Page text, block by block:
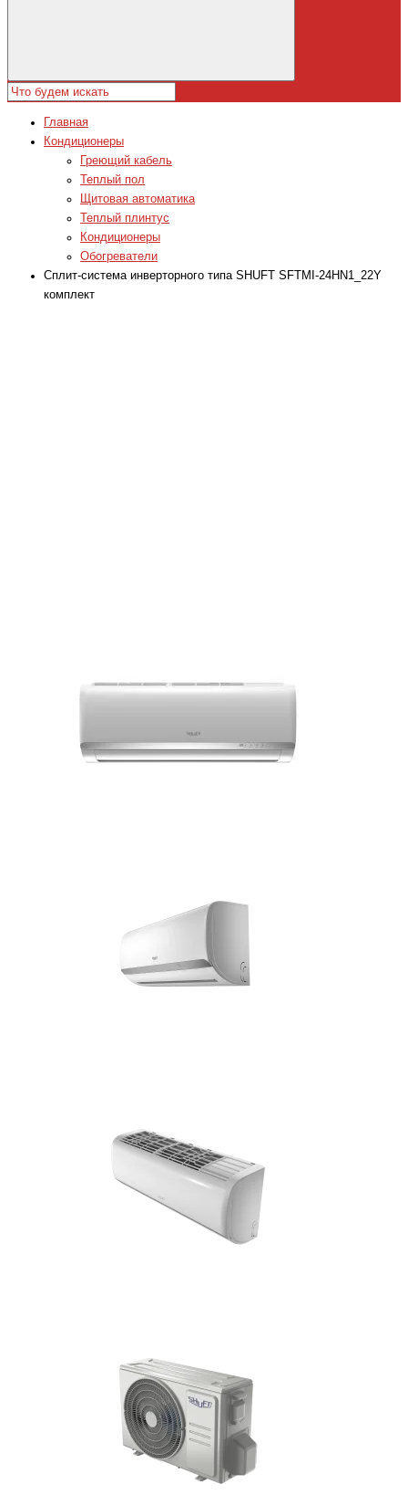
Главная
Кондиционеры
Греющий кабель
Теплый пол
Щитовая автоматика
Теплый плинтус
Кондиционеры
Обогреватели
Сплит-система инверторного типа SHUFT SFTMI-24HN1_22Y
комплект